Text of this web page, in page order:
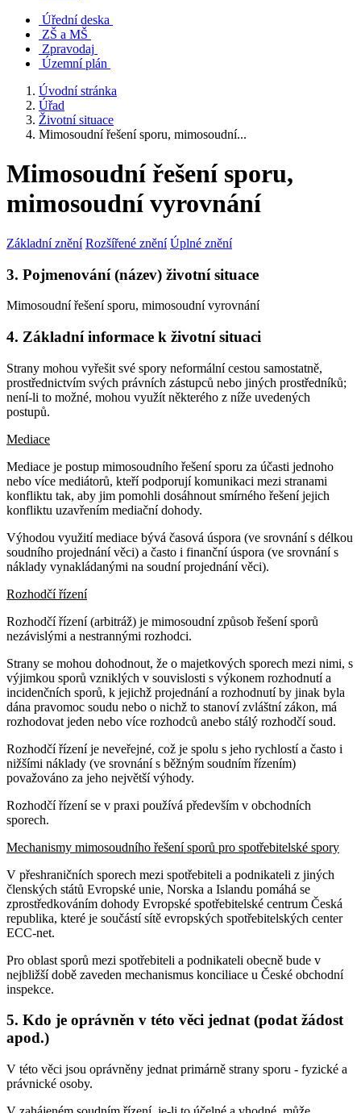
Úřední deska
ZŠ a MŠ
Zpravodaj
Územní plán
Úvodní stránka
Úřad
Životní situace
Mimosoudní řešení sporu, mimosoudní...
Mimosoudní řešení sporu,
mimosoudní vyrovnání
Základní znění Rozšířené znění Úplné znění
3. Pojmenování (název) životní situace
Mimosoudní řešení sporu, mimosoudní vyrovnání
4. Základní informace k životní situaci
Strany mohou vyřešit své spory neformální cestou samostatně,
prostřednictvím svých právních zástupců nebo jiných prostředníků;
není-li to možné, mohou využít některého z níže uvedených
postupů.
Mediace
Mediace je postup mimosoudního řešení sporu za účasti jednoho
nebo více mediátorů, kteří podporují komunikaci mezi stranami
konfliktu tak, aby jim pomohli dosáhnout smírného řešení jejich
konfliktu uzavřením mediační dohody.
Výhodou využití mediace bývá časová úspora (ve srovnání s délkou
soudního projednání věci) a často i finanční úspora (ve srovnání s
náklady vynakládanými na soudní projednání věci).
Rozhodčí řízení
Rozhodčí řízení (arbitráž) je mimosoudní způsob řešení sporů
nezávislými a nestrannými rozhodci.
Strany se mohou dohodnout, že o majetkových sporech mezi nimi, s
výjimkou sporů vzniklých v souvislosti s výkonem rozhodnutí a
incidenčních sporů, k jejichž projednání a rozhodnutí by jinak byla
dána pravomoc soudu nebo o nichž to stanoví zvláštní zákon, má
rozhodovat jeden nebo více rozhodců anebo stálý rozhodčí soud.
Rozhodčí řízení je neveřejné, což je spolu s jeho rychlostí a často i
nižšími náklady (ve srovnání s běžným soudním řízením)
považováno za jeho největší výhody.
Rozhodčí řízení se v praxi používá především v obchodních
sporech.
Mechanismy mimosoudního řešení sporů pro spotřebitelské spory
V přeshraničních sporech mezi spotřebiteli a podnikateli z jiných
členských států Evropské unie, Norska a Islandu pomáhá se
zprostředkováním dohody Evropské spotřebitelské centrum Česká
republika, které je součástí sítě evropských spotřebitelských center
ECC-net.
Pro oblast sporů mezi spotřebiteli a podnikateli obecně bude v
nejbližší době zaveden mechanismus konciliace u České obchodní
inspekce.
5. Kdo je oprávněn v této věci jednat (podat žádost
apod.)
V této věci jsou oprávněny jednat primárně strany sporu - fyzické a
právnické osoby.